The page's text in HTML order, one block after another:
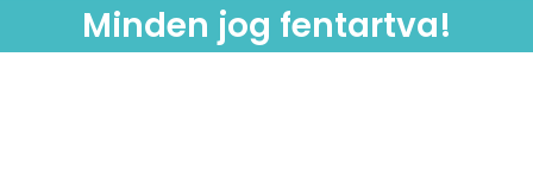
Minden jog fentartva!